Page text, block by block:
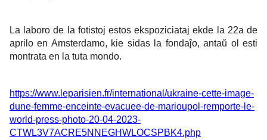
La laboro de la fotistoj estos ekspoziciataj ekde la 22a de
aprilo en Amsterdamo, kie sidas la fondaĵo, antaŭ ol esti
montrata en la tuta mondo.
https://www.leparisien.fr/international/ukraine-cette-image-
dune-femme-enceinte-evacuee-de-marioupol-remporte-le-
world-press-photo-20-04-2023-
CTWL3V7ACRE5NNEGHWLOCSPBK4.php